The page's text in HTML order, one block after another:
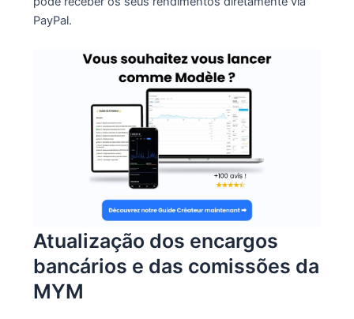
PayPal.
Atualização dos encargos
bancários e das comissões da
MYM